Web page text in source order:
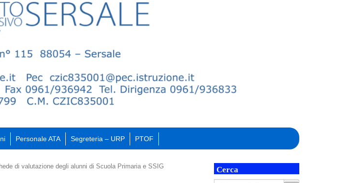
Personale ATA Segreteria – URP PTOF
di valutazione degli alunni di Scuola Primaria e SSIG Cerca